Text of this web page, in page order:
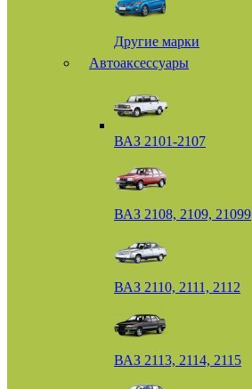
Другие марки
Автоаксессуары
ВАЗ 2101-2107
ВАЗ 2108, 2109, 21099
ВАЗ 2110, 2111, 2112
ВАЗ 2113, 2114, 2115